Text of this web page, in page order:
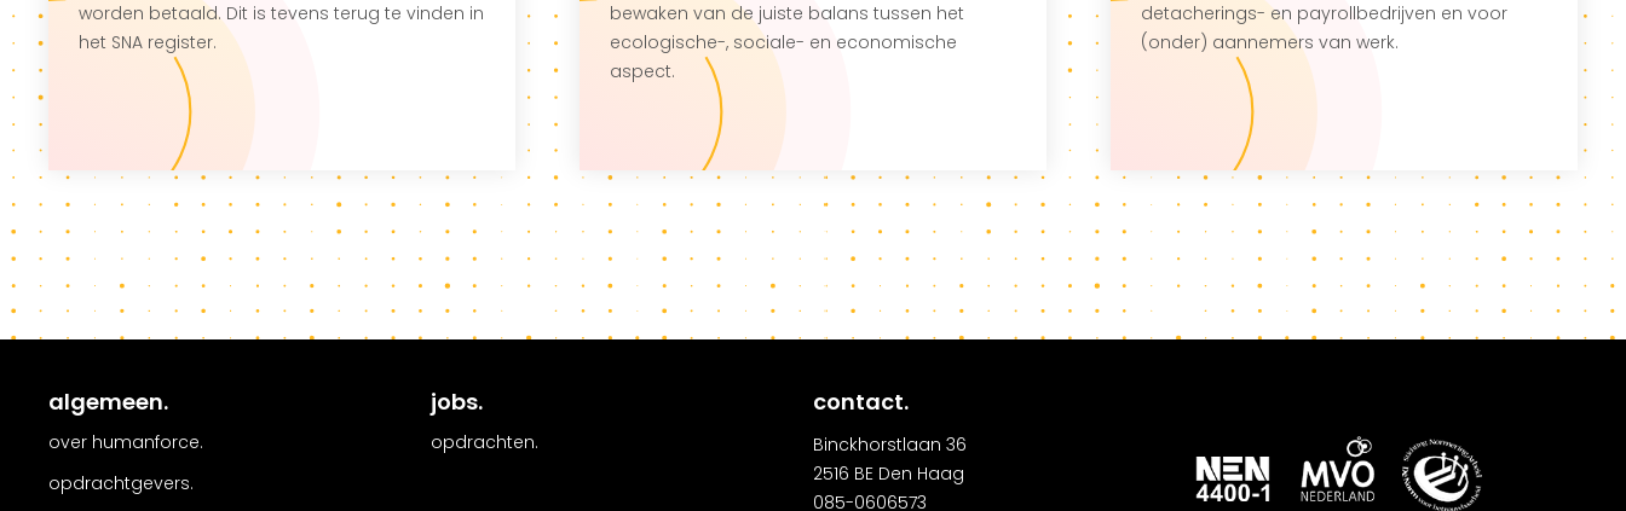
worden betaald. Dit is tevens terug te vinden in
het SNA register.
bewaken van de juiste balans tussen het
ecologische-, sociale- en economische
aspect.
detacherings- en payrollbedrijven en voor
(onder) aannemers van werk.
algemeen.
over humanforce.
opdrachtgevers.
jobs.
opdrachten.
contact.
Binckhorstlaan 36
2516 BE Den Haag
085-0606573